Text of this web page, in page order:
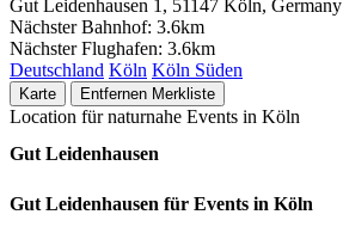
Gut Leidenhausen 1, 51147 Köln, Germany
Nächster Bahnhof: 3.6km
Nächster Flughafen: 3.6km
Deutschland Köln Köln Süden
Karte Entfernen Merkliste
Location für naturnahe Events in Köln
Gut Leidenhausen
Gut Leidenhausen für Events in Köln